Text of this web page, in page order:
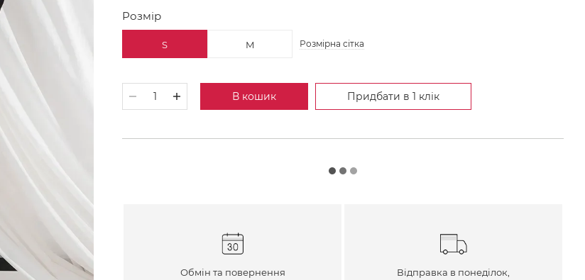
Розмір
S M Розмірна сітка
В кошик Придбати в 1 клік
Обмін та повернення
Відправка в понеділок,